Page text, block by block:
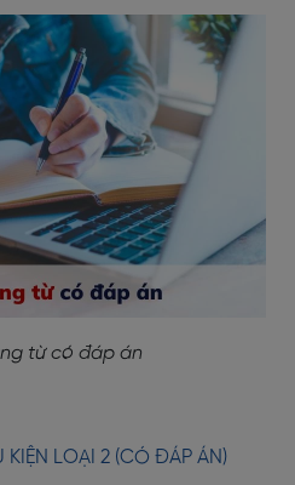
từ có đáp án
KIỆN LOẠI 2 (CÓ ĐÁP ÁN)